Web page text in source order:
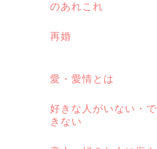
のあれこれ
再婚
愛・愛情とは
好きな人がいない・で
きない